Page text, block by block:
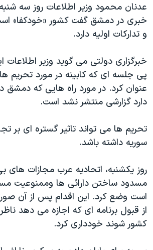
آرشیو پخش زنده
مجموعه مستندهای دادخواهی
تریبونال مردمی آبان ۹۸
چهل سال گروگان‌گیری
قانون شفافیت دارائی کادر رهبری ایران
اعتراضات مردمی آبان ۹۸
نرگس محمدی برنده جایزه نوبل صلح
صفحه‌های ویژه
سفر پرزیدنت ترامپ به چین
عدنان محمود وزیر اطلاعات روز سه
خبری در دمشق گفت کشور «خودکفا»
و تدارکات اولیه دارد.
خبرگزاری دولتی می گوید وزیر اطلاعات
پی جلسه ای که کابینه در مورد تحریم
عنوان کرد. در مورد راه هایی که
دارد گزارشی منتشر نشد است.
تحریم ها می تواند تاثیر گستره ای بر
سوریه داشته باشد.
روز یکشنبه، اتحادیه عرب مجازات های
مسدود ساختن دارائی ها وممنوعیت
است وضع کرد. این اقدام پس از آن
از قبول برنامه ای که اجازه می دهد
کشور شوند خودداری کرد.